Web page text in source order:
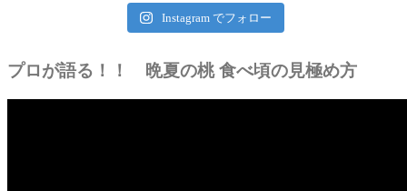
Instagram でフォロー
プロが語る！！ 晩夏の桃 食べ頃の見極め方